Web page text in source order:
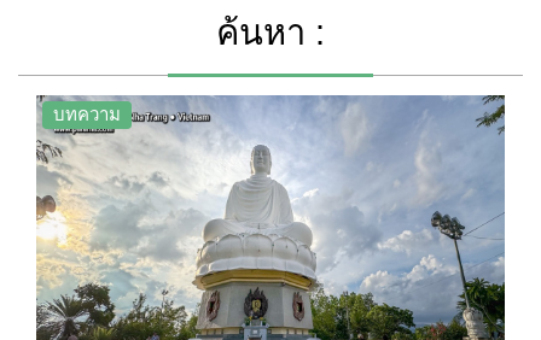
ค้นหา :
บทความ